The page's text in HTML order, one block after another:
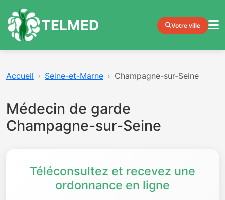
TELMED Votre ville
Accueil Seine-et-Marne Champagne-sur-Seine
Médecin de garde
Champagne-sur-Seine
Téléconsultez et recevez une
ordonnance en ligne